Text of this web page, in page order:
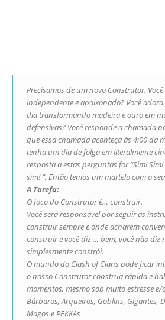
Precisamos de um novo Construtor.
independente e apaixonado? Você
dia transformando madeira e ouro em
defensivas? Você responde a chamada
que essa chamada aconteça às 4:00 da
tenha um dia de folga em literalmente
resposta a estas perguntas for “Sim!
sim! “, Então temos um martelo com o
A Tarefa:
O foco do Construtor é… construir.
Você será responsável por seguir as
construir sempre e onde acharem
construir e você diz … bem, você não diz
simplesmente constrói.
O mundo do Clash of Clans pode ficar
o nosso Construtor construa rápida e
momentos, mesmo sob muito estresse
Bárbaros, Arqueiros, Goblins, Gigantes,
Magos e PEKKAs